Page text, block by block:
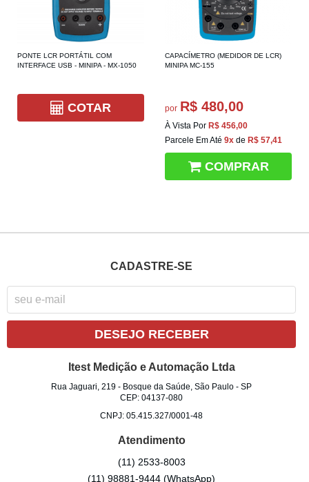
PONTE LCR PORTÁTIL COM
INTERFACE USB - MINIPA - MX-1050
COTAR
CAPACÍMETRO (MEDIDOR DE LCR)
MINIPA MC-155
por R$ 480,00
À Vista Por R$ 456,00
Parcele Em Até 9x de R$ 57,41
COMPRAR
CADASTRE-SE
DESEJO RECEBER
Itest Medição e Automação Ltda
Rua Jaguari, 219 - Bosque da Saúde, São Paulo -SP
CEP: 04137-080
CNPJ: 05.415.327/0001-48
Atendimento
(11) 2533-8003
(11) 98881-9444(WhatsApp)